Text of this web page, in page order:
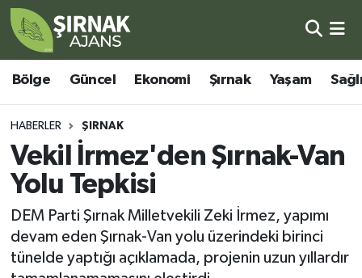
Bölge Güncel Ekonomi Şırnak Yaşam
HABERLER ŞIRNAK
Vekil İrmez'den Şırnak-Van
Yolu Tepkisi
DEM Parti Şırnak Milletvekili Zeki İrmez, yapımı
devam eden Şırnak-Van yolu üzerindeki birinci
tünelde yaptığı açıklamada, projenin uzun yıllardır
Bölge
Güncel
Ekonomi
Şırnak
Yaşam
Sağlık
Şırnak Nöbetçi Eczaneler
Şırnak Hava Durumu
Şirnak Namaz Vakitleri
Şırnak Trafik Yoğunluk Haritası
Süper Lig Puan Durumu ve Fikstür
Tüm Manşetler